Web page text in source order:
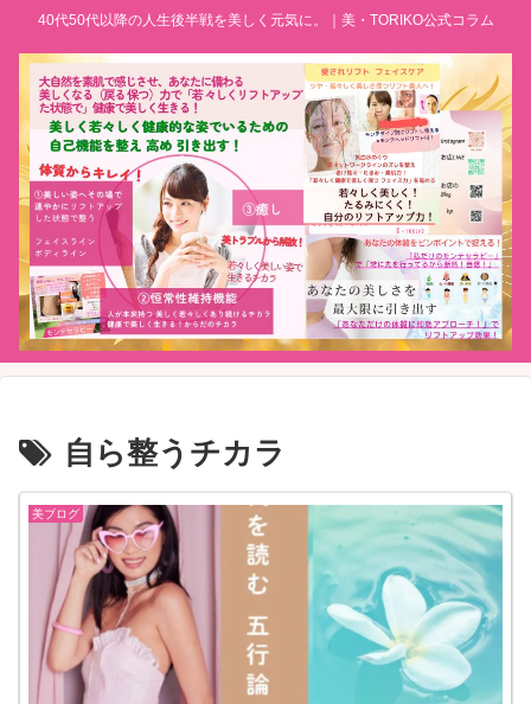
40代50代以降の人生後半戦を美しく元気に。｜美・TORIKO公式コラム
自ら整うチカラ
美ブログ